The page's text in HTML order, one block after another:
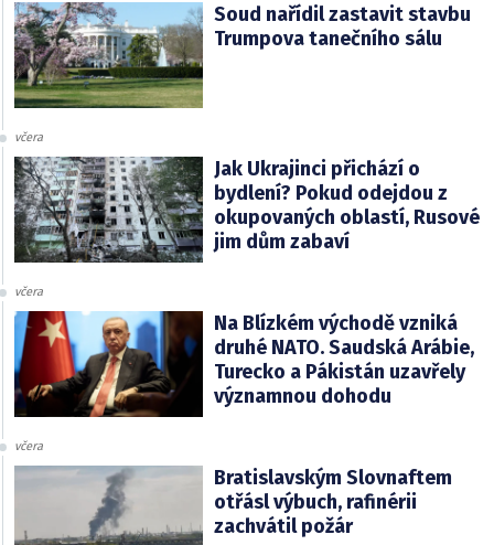
Soud nařídil zastavit stavbu
Trumpova tanečního sálu
včera
Jak Ukrajinci přichází o
bydlení? Pokud odejdou z
okupovaných oblastí, Rusové
jim dům zabaví
včera
Na Blízkém východě vzniká
druhé NATO. Saudská Arábie,
Turecko a Pákistán uzavřely
významnou dohodu
včera
Bratislavským Slovnaftem
otřásl výbuch, rafinérii
zachvátil požár